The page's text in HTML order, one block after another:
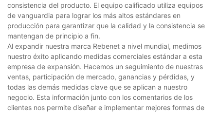
consistencia del producto. El equipo calificado utiliza equipos
de vanguardia para lograr los más altos estándares en
producción para garantizar que la calidad y la consistencia se
mantengan de principio a fin.
Al expandir nuestra marca Rebenet a nivel mundial, medimos
nuestro éxito aplicando medidas comerciales estándar a esta
empresa de expansión. Hacemos un seguimiento de nuestras
ventas, participación de mercado, ganancias y pérdidas, y
todas las demás medidas clave que se aplican a nuestro
negocio. Esta información junto con los comentarios de los
clientes nos permite diseñar e implementar mejores formas de